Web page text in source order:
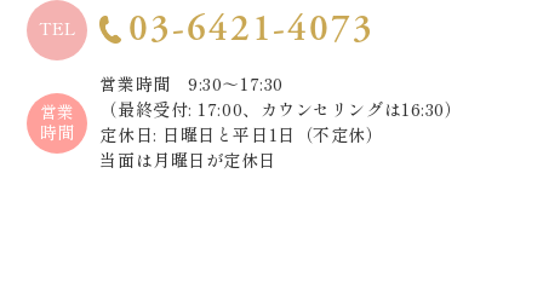
TEL 03-6421-4073
営業
時間
営業時間 9:30～17:30
（最終受付: 17:00、カウンセリングは16:30）
定休日: 日曜日と平日1日（不定休）
当面は月曜日が定休日